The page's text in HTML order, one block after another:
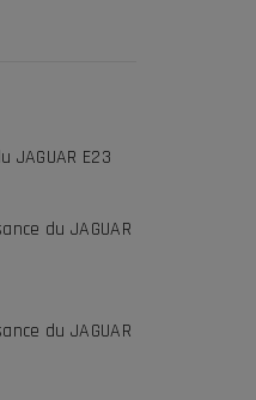
JAGUAR E23
du JAGUAR
du JAGUAR